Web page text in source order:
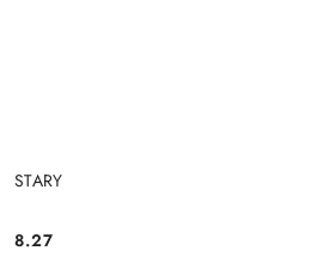
STARY
Cena:
8.27